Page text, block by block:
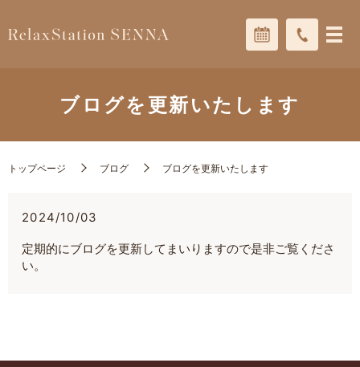
ブログを更新いたします
トップページ ブログ ブログを更新いたします
2024/10/03
定期的にブログを更新してまいりますので是非ご覧くださ
い。